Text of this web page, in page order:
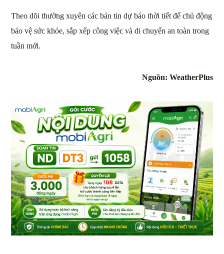
Theo dõi thường xuyên các bản tin dự báo thời tiết để chủ động
bảo vệ sức khỏe, sắp xếp công việc và di chuyển an toàn trong
tuần mới.
Nguồn: WeatherPlus